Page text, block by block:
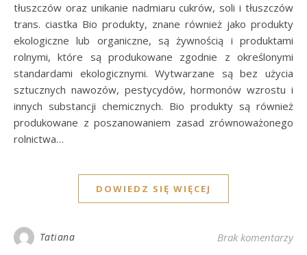
tłuszczów oraz unikanie nadmiaru cukrów, soli i tłuszczów
trans. ciastka Bio produkty, znane również jako produkty
ekologiczne lub organiczne, są żywnością i produktami
rolnymi, które są produkowane zgodnie z określonymi
standardami ekologicznymi. Wytwarzane są bez użycia
sztucznych nawozów, pestycydów, hormonów wzrostu i
innych substancji chemicznych. Bio produkty są również
produkowane z poszanowaniem zasad zrównoważonego
rolnictwa…
DOWIEDZ SIĘ WIĘCEJ
Tatiana Brak komentarzy